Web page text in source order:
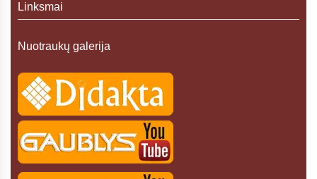
Linksmai
Nuotraukų galerija